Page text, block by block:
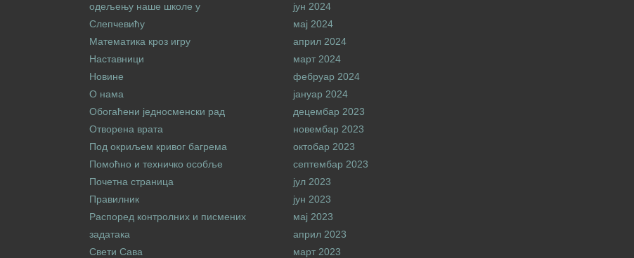
одељењу наше школе у
Слепчевићу
Математика кроз игру
Наставници
Новине
О нама
Обогаћени једносменски рад
Отворена врата
Под окриљем кривог багрема
Помоћно и техничко особље
Почетна страница
Правилник
Распоред контролних и писмених
задатака
Свети Сава
јун 2024
мај 2024
април 2024
март 2024
фебруар 2024
јануар 2024
децембар 2023
новембар 2023
октобар 2023
септембар 2023
јул 2023
јун 2023
мај 2023
април 2023
март 2023